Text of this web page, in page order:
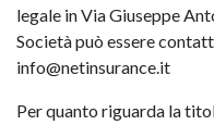
legale in Via Giuseppe
Società può essere
info@netinsurance.it
Per quanto riguarda la